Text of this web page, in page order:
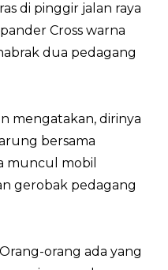
di pinggir jalan raya
Cross warna
dua pedagang
mengatakan, dirinya
bersama
muncul mobil
gerobak pedagang
orang ada yang